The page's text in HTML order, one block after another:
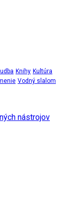
Knihy Kultúra
Vodný slalom
nástrojov